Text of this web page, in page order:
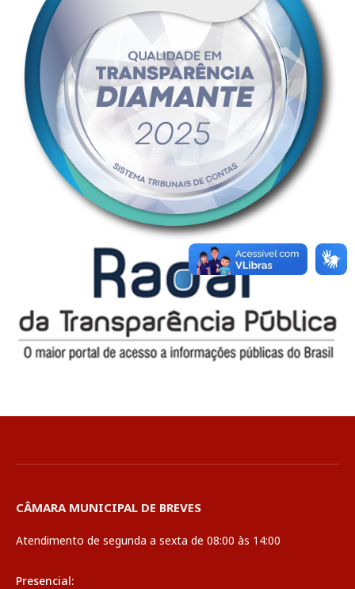
CÂMARA MUNICIPAL DE BREVES
Atendimento de segunda a sexta de 08:00 às 14:00
Presencial: